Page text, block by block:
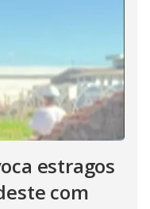
estragos
com